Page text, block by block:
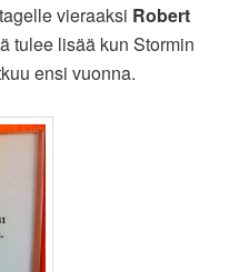
vieraaksi Robert
tulee lisää kun Stormin
ensi vuonna.